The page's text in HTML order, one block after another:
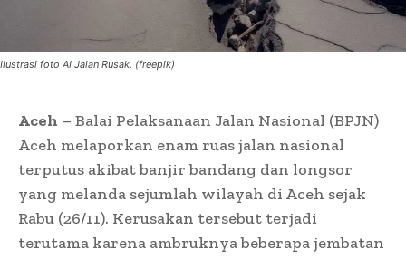
Ilustrasi foto AI Jalan Rusak. (freepik)
Aceh – Balai Pelaksanaan Jalan Nasional (BPJN)
Aceh melaporkan enam ruas jalan nasional
terputus akibat banjir bandang dan longsor
yang melanda sejumlah wilayah di Aceh sejak
Rabu (26/11). Kerusakan tersebut terjadi
terutama karena ambruknya beberapa jembatan